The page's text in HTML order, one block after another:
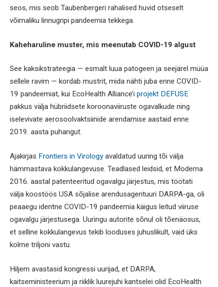
seos, mis seob Taubenbergeri rahalised huvid otseselt
võimaliku linnugripi pandeemia tekkega.
Kaheharuline muster, mis meenutab COVID-19 algust
See kaksikstrateegia — esmalt luua patogeen ja seejärel müüa
sellele ravim — kordab mustrit, mida nähti juba enne COVID-
19 pandeemiat, kui EcoHealth Alliance’i projekt DEFUSE
pakkus välja hübriidsete koroonaviiruste ogavalkude ning
iselevivate aerosoolvaktsiinide arendamise aastaid enne
2019. aasta puhangut.
Ajakirjas Frontiers in Virology avaldatud uuring tõi välja
hämmastava kokkulangevuse. Teadlased leidsid, et Moderna
2016. aastal patenteeritud ogavalgu järjestus, mis töötati
välja koostöös USA sõjalise arendusagentuuri DARPA-ga, oli
peaaegu identne COVID-19 pandeemia käigus leitud viiruse
ogavalgu järjestusega. Uuringu autorite sõnul oli tõenäosus,
et selline kokkulangevus tekib looduses juhuslikult, vaid üks
kolme triljoni vastu.
Hiljem avastasid kongressi uurijad, et DARPA,
kaitseministeerium ja riiklik luurejuhi kantselei olid EcoHealth